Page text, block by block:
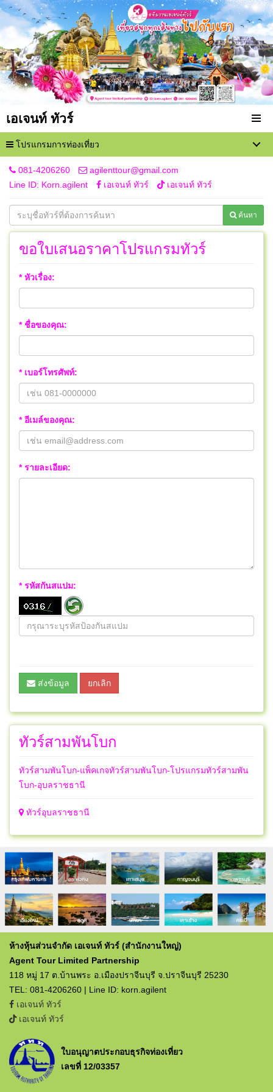
เอเจนท์ ทัวร์
โปรแกรมการท่องเที่ยว
081-4206260
agilenttour@gmail.com
Line ID: Korn.agilent
เอเจนท์ ทัวร์ เอเจนท์ ทัวร์
ค้นหา
ขอใบเสนอราคาโปรแกรมทัวร์
* หัวเรื่อง:
* ชื่อของคุณ:
* เบอร์โทรศัพท์:
* อีเมล์ของคุณ:
* รายละเอียด:
* รหัสกันสแปม:
ส่งข้อมูล ยกเลิก
ทัวร์สามพันโบก
ทัวร์สามพันโบก-แพ็คเกจทัวร์สามพันโบก-โปรแกรมทัวร์สามพัน
โบก-อุบลราชธานี
ทัวร์อุบลราชธานี
ห้างหุ้นส่วนจำกัด เอเจนท์ ทัวร์ (สำนักงานใหญ่)
Agent Tour Limited Partnership
118 หมู่ 17 ต.บ้านพระ อ.เมืองปราจีนบุรี จ.ปราจีนบุรี 25230
TEL: 081-4206260 | Line ID: korn.agilent
เอเจนท์ ทัวร์
เอเจนท์ ทัวร์
ใบอนุญาตประกอบธุรกิจท่องเที่ยว
เลขที่ 12/03357